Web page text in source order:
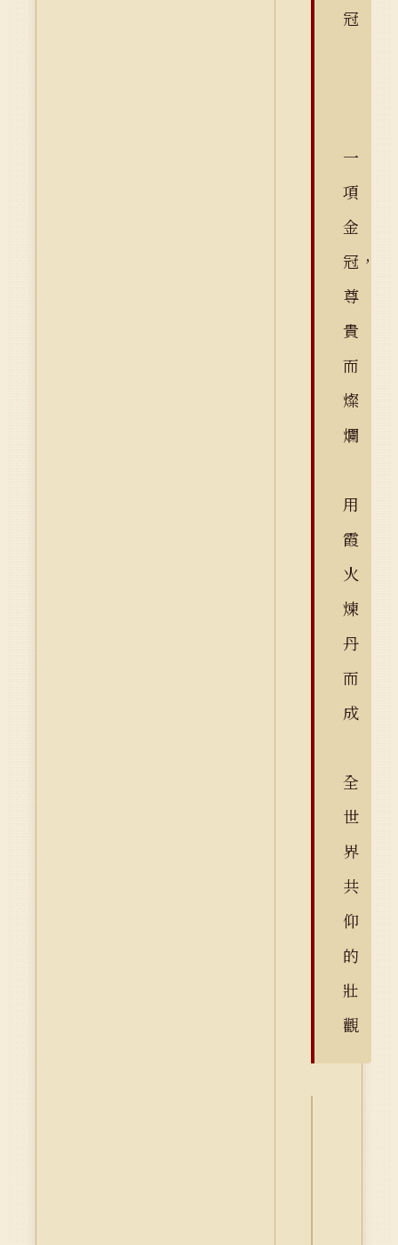
冠
一
項
金
冠，
尊
貴
而
燦
爛
用
霞
火
煉
丹
而
成
全
世
界
共
仰
的
壯
觀